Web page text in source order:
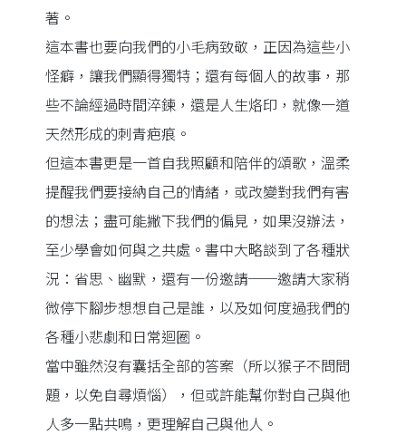
著。
這本書也要向我們的小毛病致敬，正因為這些小
怪癖，讓我們顯得獨特；還有每個人的故事，那
些不論經過時間淬鍊，還是人生烙印，就像一道
天然形成的刺青疤痕。
但這本書更是一首自我照顧和陪伴的頌歌，溫柔
提醒我們要接納自己的情緒，或改變對我們有害
的想法；盡可能撇下我們的偏見，如果沒辦法，
至少學會如何與之共處。書中大略談到了各種狀
況：省思、幽默，還有一份邀請──邀請大家稍
微停下腳步想想自己是誰，以及如何度過我們的
各種小悲劇和日常迴圈。
當中雖然沒有囊括全部的答案（所以猴子不問問
題，以免自尋煩惱），但或許能幫你對自己與他
人多一點共鳴，更理解自己與他人。